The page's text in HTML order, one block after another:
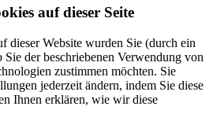
auf dieser Seite
dieser Website wurden Sie (durch ein
der beschriebenen Verwendung von
zustimmen möchten. Sie
jederzeit ändern, indem Sie diese
Ihnen erklären, wie wir diese